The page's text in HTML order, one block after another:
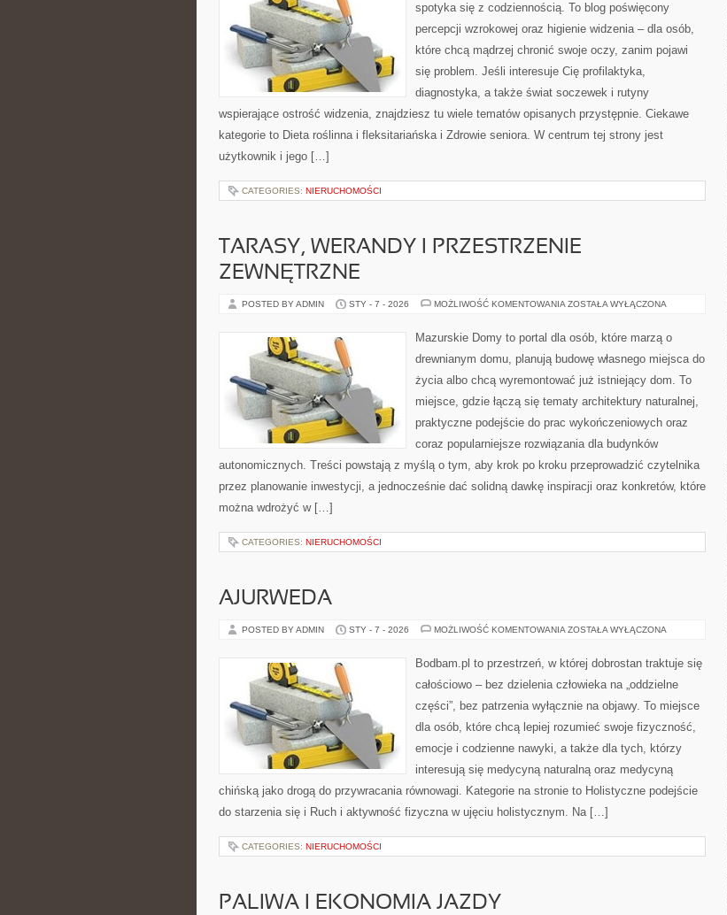
spotyka się z codziennością. To blog poświęcony
percepcji wzrokowej oraz higienie widzenia – dla osób,
które chcą mądrzej chronić swoje oczy, zanim pojawi
się problem. Jeśli interesuje Cię profilaktyka,
diagnostyka, a także świat soczewek i rutyny
wspierające ostrość widzenia, znajdziesz tu wiele tematów opisanych przystępnie. Ciekawe
kategorie to Dieta roślinna i fleksitariańska i Zdrowie seniora. W centrum tej strony jest
użytkownik i jego […]
CATEGORIES: NIERUCHOMOŚCI
TARASY, WERANDY I PRZESTRZENIE
ZEWNĘTRZNE
POSTED BY ADMIN STY - 7 - 2026 MOŻLIWOŚĆ KOMENTOWANIA TARASY,
PRZESTRZENIE
ZEWNĘTRZNE
ZOSTAŁA WYŁĄCZONA
Mazurskie Domy to portal dla osób, które marzą o
drewnianym domu, planują budowę własnego miejsca do
życia albo chcą wyremontować już istniejący dom. To
miejsce, gdzie łączą się tematy architektury naturalnej,
praktyczne podejście do prac wykończeniowych oraz
coraz popularniejsze rozwiązania dla budynków
autonomicznych. Treści powstają z myślą o tym, aby krok po kroku przeprowadzić czytelnika
przez planowanie inwestycji, a jednocześnie dać solidną dawkę inspiracji oraz konkretów, które
można wdrożyć w […]
CATEGORIES: NIERUCHOMOŚCI
AJURWEDA
POSTED BY ADMIN STY - 7 - 2026 MOŻLIWOŚĆ KOMENTOWANIA AJURWEDA
ZOSTAŁA WYŁĄCZONA
Bodbam.pl to przestrzeń, w której dobrostan traktuje się
całościowo – bez dzielenia człowieka na „oddzielne
części”, bez patrzenia wyłącznie na objawy. To miejsce
dla osób, które chcą lepiej rozumieć swoje fizyczność,
emocje i codzienne nawyki, a także dla tych, którzy
interesują się medycyną naturalną oraz medycyną
chińską jako drogą do przywracania równowagi. Kategorie na stronie to Holistyczne podejście
do starzenia się i Ruch i aktywność fizyczna w ujęciu holistycznym. Na […]
CATEGORIES: NIERUCHOMOŚCI
PALIWA I EKONOMIA JAZDY